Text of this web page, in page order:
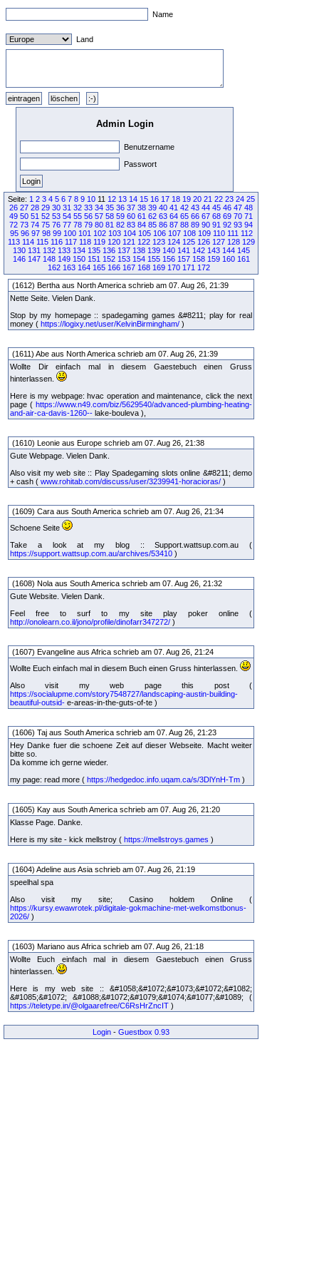
Name
Land
Admin Login
Benutzername
Passwort
Seite: 1 2 3 4 5 6 7 8 9 1011 12 13 14 15 16 17 18 19 20 21 22 23 24 25
26 27 28 29 30 31 32 33 34 35 36 37 38 39 40 41 42 43 44 45 46 47 48
49 50 51 52 53 54 55 56 57 58 59 60 61 62 63 64 65 66 67 68 69 70 71
72 73 74 75 76 77 78 79 80 81 82 83 84 85 86 87 88 89 90 91 92 93 94
95 96 97 98 99 100 101 102 103 104 105 106 107 108 109 110 111 112
113 114 115 116 117 118 119 120 121 122 123 124 125 126 127 128 129
130 131 132 133 134 135 136 137 138 139 140 141 142 143 144 145
146 147 148 149 150 151 152 153 154 155 156 157 158 159 160 161
162 163 164 165 166 167 168 169 170 171 172
(1612) Bertha aus North America schrieb am 07. Aug 26, 21:39
Nette Seite. Vielen Dank.
Stop by my homepage :: spadegaming games &#8211; play for real
money ( https://logixy.net/user/KelvinBirmingham/ )
(1611) Abe aus North America schrieb am 07. Aug 26, 21:39
Wollte Dir einfach mal in diesem Gaestebuch einen Gruss
hinterlassen.
Here is my webpage: hvac operation and maintenance, click the next
page ( https://www.n49.com/biz/5629540/advanced-plumbing-heating-
and-air-ca-davis-1260-- lake-bouleva ),
(1610) Leonie aus Europe schrieb am 07. Aug 26, 21:38
Gute Webpage. Vielen Dank.
Also visit my web site :: Play Spadegaming slots online &#8211; demo
+ cash ( www.rohitab.com/discuss/user/3239941-horacioras/ )
(1609) Cara aus South America schrieb am 07. Aug 26, 21:34
Schoene Seite
Take a look at my blog :: Support.wattsup.com.au (
https://support.wattsup.com.au/archives/53410 )
(1608) Nola aus South America schrieb am 07. Aug 26, 21:32
Gute Website. Vielen Dank.
Feel free to surf to my site play poker online (
http://onolearn.co.il/jono/profile/dinofarr347272/ )
(1607) Evangeline aus Africa schrieb am 07. Aug 26, 21:24
Wollte Euch einfach mal in diesem Buch einen Gruss hinterlassen.
Also visit my web page this post (
https://socialupme.com/story7548727/landscaping-austin-building-
beautiful-outsid- e-areas-in-the-guts-of-te )
(1606) Taj aus South America schrieb am 07. Aug 26, 21:23
Hey Danke fuer die schoene Zeit auf dieser Webseite. Macht weiter
bitte so.
Da komme ich gerne wieder.
my page: read more ( https://hedgedoc.info.uqam.ca/s/3DlYnH-Tm )
(1605) Kay aus South America schrieb am 07. Aug 26, 21:20
Klasse Page. Danke.
Here is my site - kick mellstroy ( https://mellstroys.games )
(1604) Adeline aus Asia schrieb am 07. Aug 26, 21:19
speelhal spa
Also visit my site; Casino holdem Online (
https://kursy.ewawrotek.pl/digitale-gokmachine-met-welkomstbonus-
2026/ )
(1603) Mariano aus Africa schrieb am 07. Aug 26, 21:18
Wollte Euch einfach mal in diesem Gaestebuch einen Gruss
hinterlassen.
Here is my web site :: &#1058;&#1072;&#1073;&#1072;&#1082;
&#1085;&#1072; &#1088;&#1072;&#1079;&#1074;&#1077;&#1089; (
https://teletype.in/@olgaarefree/C6RsHrZncIT )
Login - Guestbox 0.93